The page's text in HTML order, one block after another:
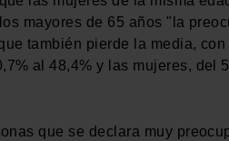
mayores de 65 años "la
también pierde la media,
al 48,4% y las mujeres, del
que se declara muy